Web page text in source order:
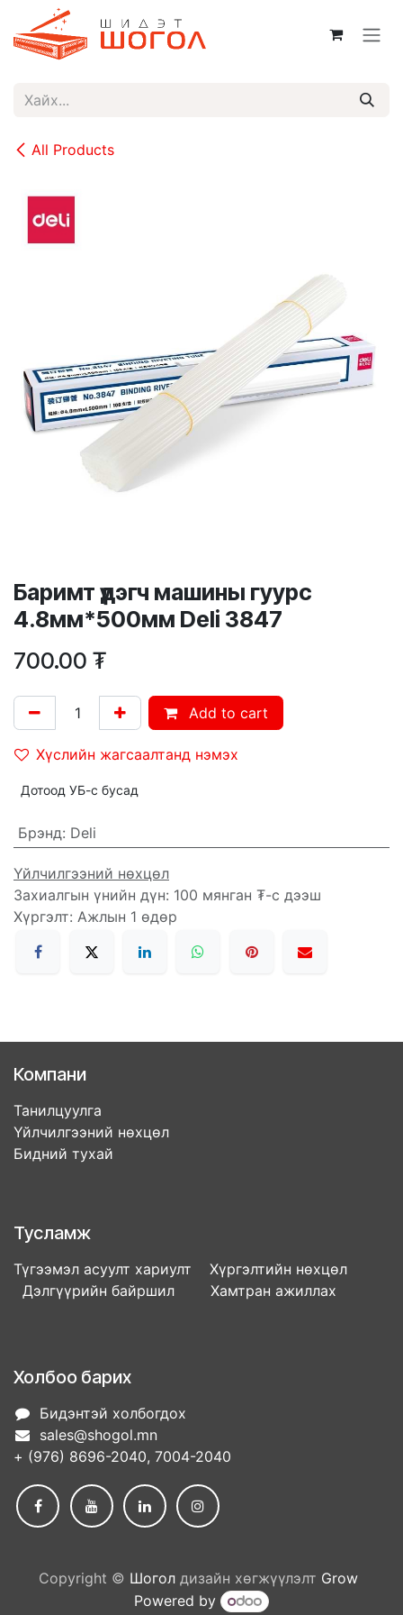
Skip to Content
All Products
Баримт үдэгч машины гуурс
4.8мм*500мм Deli 3847
700.00 ₮
Add to cart
Хүслийн жагсаалтанд нэмэх
Дотоод УБ-с бусад
Брэнд: Deli
Үйлчилгээний нөхцөл
Захиалгын үнийн дүн: 100 мянган ₮-с дээш
Хүргэлт: Ажлын 1 өдөр
Компани
Танилцуулга
Үйлчилгээний нөхцөл
Бидний тухай
Тусламж
Түгээмэл асуулт хариулт Хүргэлтийн нөхцөл
Дэлгүүрийн байршил Хамтран ажиллах
Холбоо барих
Бидэнтэй холбогдох
sales@shogol.mn
+ (976) 8696-2040, 7004-2040
Copyright © Шоголдизайн хөгжүүлэлт Grow
Powered by